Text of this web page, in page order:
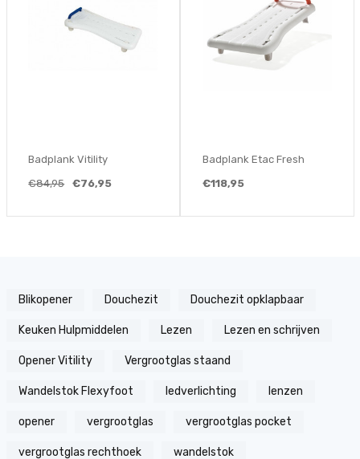
Badplank Vitility
€84,95
€76,95
Badplank Etac Fresh
€118,95
Blikopener Douchezit Douchezit opklapbaar
Keuken Hulpmiddelen Lezen Lezen en schrijven
Opener Vitility Vergrootglas staand
Wandelstok Flexyfoot ledverlichting lenzen
opener vergrootglas vergrootglas pocket
vergrootglas rechthoek wandelstok